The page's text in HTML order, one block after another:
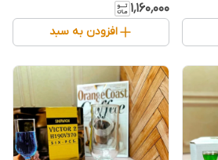
۱٬۱۶۰٬۰۰۰
افزودن به سبد